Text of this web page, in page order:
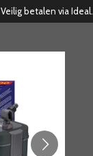
Veilig betalen via Ideal.